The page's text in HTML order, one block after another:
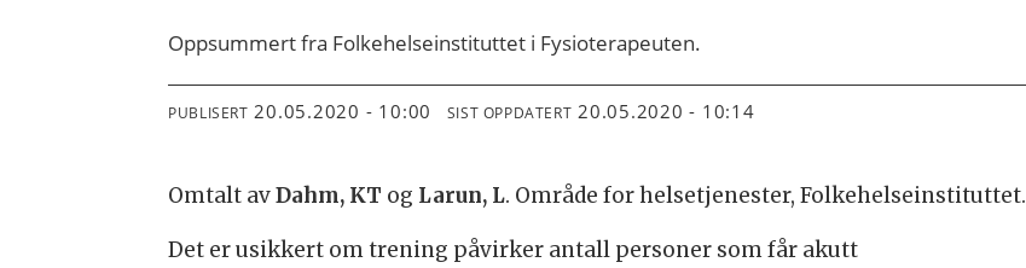
Oppsummert fra Folkehelseinstituttet i Fysioterapeuten.
PUBLISERT 20.05.2020 - 10:00 SIST OPPDATERT 20.05.2020 - 10:14
Omtalt avDahm, KT og Larun, L. Område for helsetjenester, Folkehelseinstituttet.
Det er usikkert om trening påvirker antall personer som får akutt